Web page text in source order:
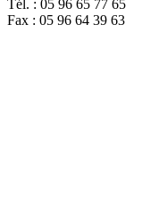
Tél. : 05 96 65 77 65
Fax : 05 96 64 39 63